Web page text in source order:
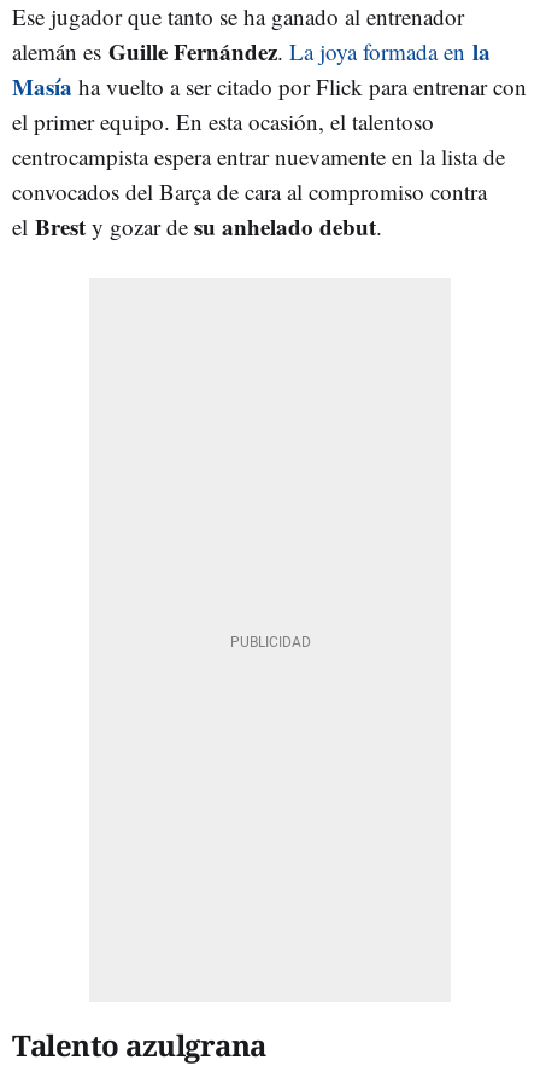
Ese jugador que tanto se ha ganado al entrenador
alemán es Guille Fernández. La joya formada en la
Masía ha vuelto a ser citado por Flick para entrenar con
el primer equipo. En esta ocasión, el talentoso
centrocampista espera entrar nuevamente en la lista de
convocados del Barça de cara al compromiso contra
el Brest y gozar de su anhelado debut.
Talento azulgrana